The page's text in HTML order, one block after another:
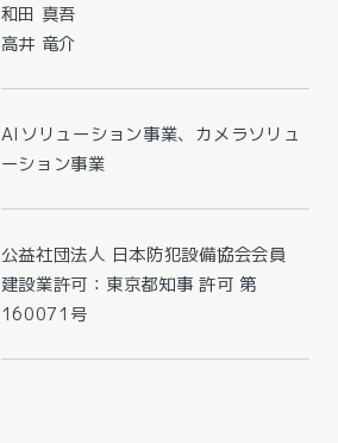
和田 真吾
高井 竜介
AIソリューション事業、カメラソリュ
ーション事業
公益社団法人 日本防犯設備協会会員
建設業許可：東京都知事 許可 第
160071号